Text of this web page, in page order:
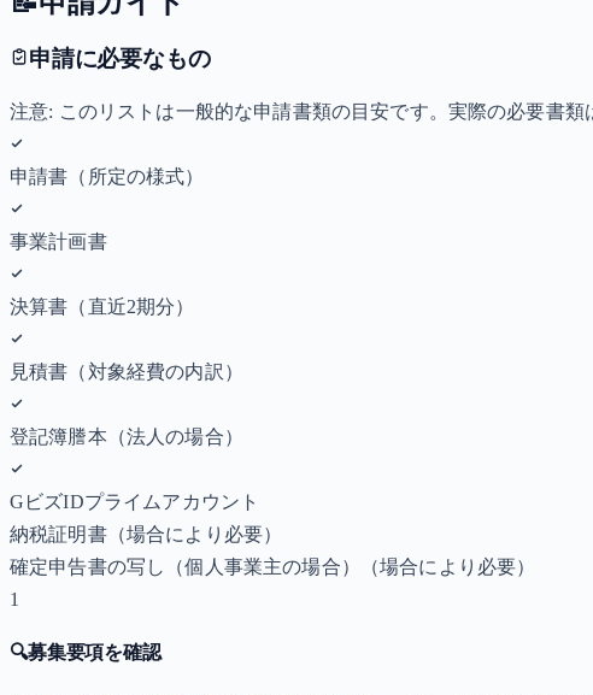
申請に必要なもの
注意: このリストは一般的な申請書類の目安です。実際の必要書
申請書（所定の様式）
事業計画書
決算書（直近2期分）
見積書（対象経費の内訳）
登記簿謄本（法人の場合）
GビズIDプライムアカウント
納税証明書（場合により必要）
確定申告書の写し（個人事業主の場合）
（場合により必要）
1
🔍募集要項を確認